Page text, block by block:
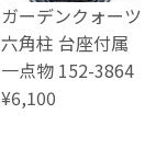
ガーデンクォーツ
六角柱 台座付属
一点物 152-3864
¥6,100